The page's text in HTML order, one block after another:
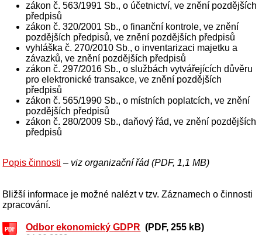
zákon č. 563/1991 Sb., o účetnictví, ve znění pozdějších
předpisů
zákon č. 320/2001 Sb., o finanční kontrole, ve znění
pozdějších předpisů, ve znění pozdějších předpisů
vyhláška č. 270/2010 Sb., o inventarizaci majetku a
závazků, ve znění pozdějších předpisů
zákon č. 297/2016 Sb., o službách vytvářejících důvěru
pro elektronické transakce, ve znění pozdějších
předpisů
zákon č. 565/1990 Sb., o místních poplatcích, ve znění
pozdějších předpisů
zákon č. 280/2009 Sb., daňový řád, ve znění pozdějších
předpisů
Popis činnosti – viz organizační řád (PDF, 1,1 MB)
Bližší informace je možné nalézt v tzv. Záznamech o činnosti
zpracování.
Odbor ekonomický GDPR (PDF, 255 kB)